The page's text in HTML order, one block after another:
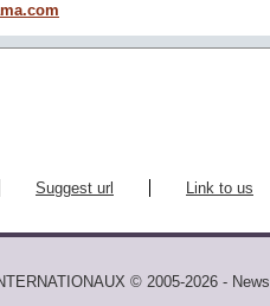
Suggest url Link to us
© 2005-2026 - News